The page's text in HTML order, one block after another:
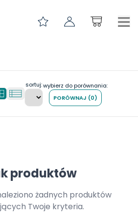
sortuj:wybierz do porównania:
PORÓWNAJ (0)
produktów
żadnych produktów
Twoje kryteria.